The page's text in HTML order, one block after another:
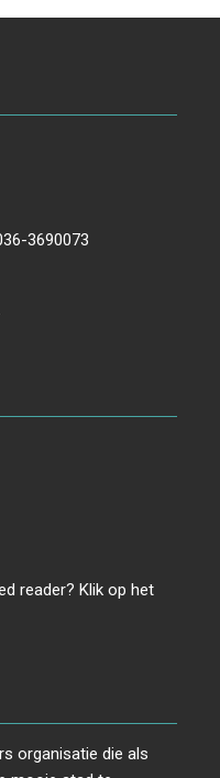
3690073
reader? Klik op het
organisatie die als